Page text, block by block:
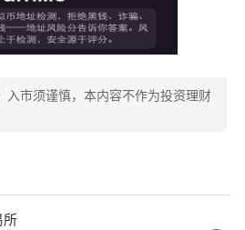
入市须谨慎，本内容不作为投资理财
所